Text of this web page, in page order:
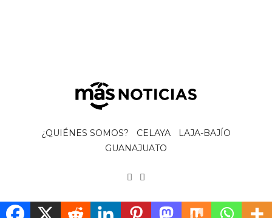
¿QUIÉNES SOMOS? CELAYA
LAJA-BAJÍO
GUANAJUATO